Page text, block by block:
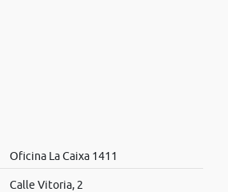
Oficina La Caixa 1411
Calle Vitoria, 2